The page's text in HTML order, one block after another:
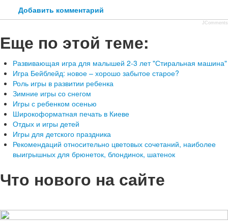
Добавить комментарий
JComments
Еще по этой теме:
Развивающая игра для малышей 2-3 лет "Стиральная машина"
Игра Бейблейд: новое – хорошо забытое старое?
Роль игры в развитии ребенка
Зимние игры со снегом
Игры с ребенком осенью
Широкоформатная печать в Киеве
Отдых и игры детей
Игры для детского праздника
Рекомендаций относительно цветовых сочетаний, наиболее
выигрышных для брюнеток, блондинок, шатенок
Что нового на сайте